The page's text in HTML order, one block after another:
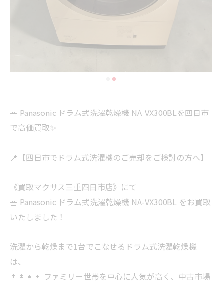
🧺 Panasonic ドラム式洗濯乾燥機 NA-VX300BLを四日市
で高価買取✨
📍【四日市でドラム式洗濯機のご売却をご検討の方へ】
《買取マクサス三重四日市店》にて
🧺 Panasonic ドラム式洗濯乾燥機 NA-VX300BL をお買取
いたしました！
洗濯から乾燥まで1台でこなせるドラム式洗濯乾燥機
は、
👨‍👩‍👧‍👦 ファミリー世帯を中心に人気が高く、中古市場